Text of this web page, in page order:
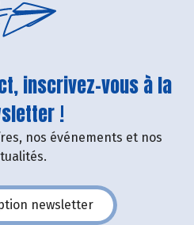
inscrivez-vous à la
!
nos événements et nos
newsletter